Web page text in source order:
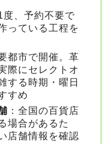
度、予約不要で
っている工程を
都市で開催。革
際にセレクトオ
する時期・曜日
すめ
：全国の百貨店
場合があるた
店舗情報を確認